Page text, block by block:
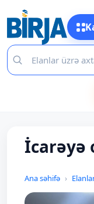
İcarəyə
Ana səhifə